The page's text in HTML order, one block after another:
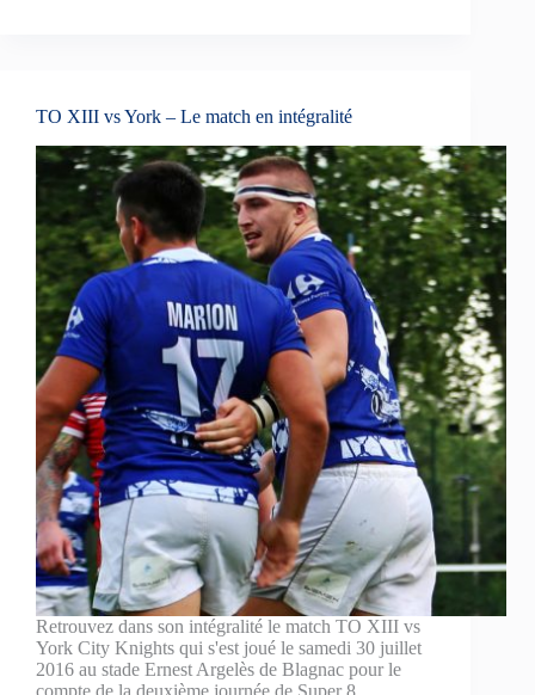
TO XIII vs York – Le match en intégralité
Retrouvez dans son intégralité le match TO XIII vs
York City Knights qui s'est joué le samedi 30 juillet
2016 au stade Ernest Argelès de Blagnac pour le